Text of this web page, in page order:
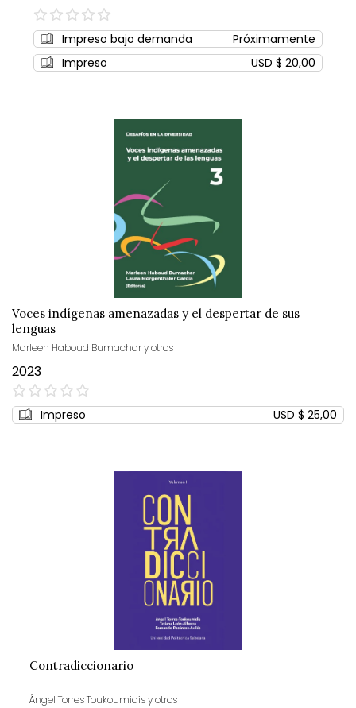
0%
Impreso bajo demanda
Próximamente
Impreso
USD $ 20,00
Voces indígenas amenazadas y el despertar de sus
lenguas
Marleen Haboud Bumachar y otros
2023
0%
Impreso USD $ 25,00
Contradiccionario
Ángel Torres Toukoumidis y otros